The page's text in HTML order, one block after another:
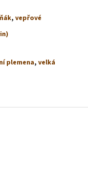
, vepřové
plemena, velká